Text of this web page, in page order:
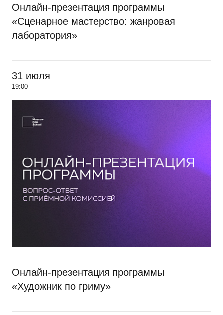
Онлайн-презентация программы
«Сценарное мастерство: жанровая
лаборатория»
31 июля
19:00
Онлайн-презентация программы
«Художник по гриму»